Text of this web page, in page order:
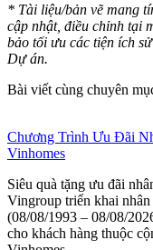
* Tài liệu/bản vẽ mang
cập nhật, điều chỉnh tại
bảo tối ưu các tiện ích
Dự án.
Bài viết cùng chuyên
Chương Trình Ưu Đãi
Vinhomes
Siêu quà tặng ưu đãi
Vingroup triển khai
(08/08/1993 – 08/08/
cho khách hàng thuộc